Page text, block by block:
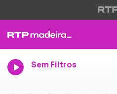
Sem Filtros